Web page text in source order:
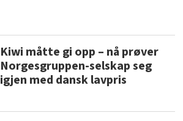
Kiwi måtte gi opp – nå prøver
Norgesgruppen-selskap seg
igjen med dansk lavpris